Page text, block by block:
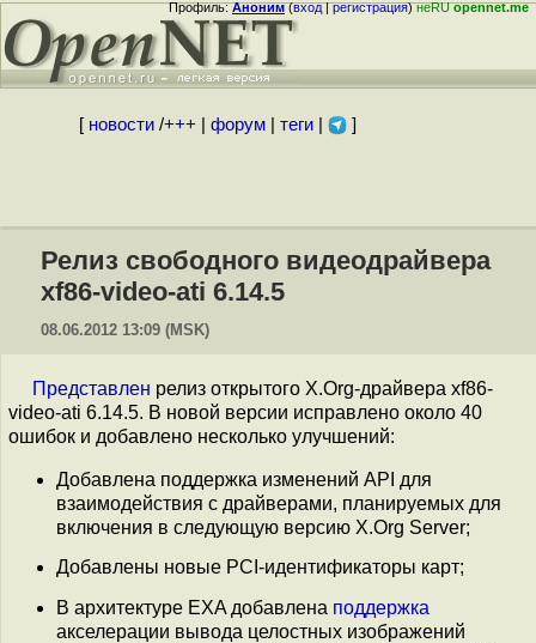
Профиль:Аноним(вход|регистрация)неRUopennet.me
[ новости/+++ форум| теги| ]
Релиз свободного видеодрайвера
xf86-video-ati 6.14.5
08.06.2012 13:09 (MSK)
Представлен релиз открытого X.Org-драйвера xf86-
video-ati 6.14.5. В новой версии исправлено около 40
ошибок и добавлено несколько улучшений:
Добавлена поддержка изменений API для
взаимодействия с драйверами, планируемых для
включения в следующую версию X.Org Server;
Добавлены новые PCI-идентификаторы карт;
В архитектуре EXA добавлена поддержка
акселерации вывода целостных изображений